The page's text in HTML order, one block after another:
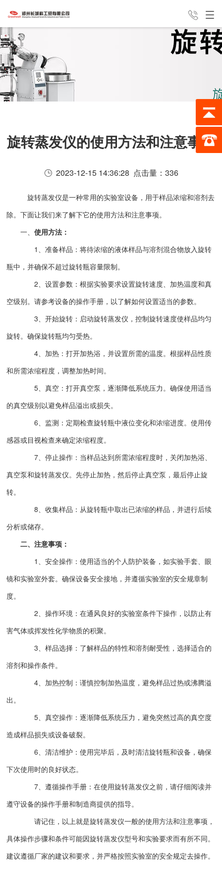
经典案例
服务支持 187-0388-8162
旋转蒸发仪的使用方法和注意事项
2023-12-15 14:36:28 点击量： 336
旋转蒸发仪是一种常用的实验室设备，用于样品浓缩和溶剂去
除。下面让我们来了解下它的使用方法和注意事项。
一、使用方法：
1、准备样品：将待浓缩的液体样品与溶剂混合物放入旋转
瓶中，并确保不超过旋转瓶容量限制。
2、设置参数：根据实验要求设置旋转速度、加热温度和真
空级别。请参考设备的操作手册，以了解如何设置适当的参数。
3、开始旋转：启动旋转蒸发仪，控制旋转速度使样品均匀
旋转。确保旋转瓶均匀受热。
4、加热：打开加热浴，并设置所需的温度。根据样品性质
和所需浓缩程度，调整加热时间。
5、真空：打开真空泵，逐渐降低系统压力。确保使用适当
的真空级别以避免样品溢出或损失。
6、监测：定期检查旋转瓶中液位变化和浓缩进度。使用传
感器或目视检查来确定浓缩程度。
7、停止操作：当样品达到所需浓缩程度时，关闭加热浴、
真空泵和旋转蒸发仪。先停止加热，然后停止真空泵，最后停止旋
转。
8、收集样品：从旋转瓶中取出已浓缩的样品，并进行后续
分析或储存。
二、注意事项：
1、安全操作：使用适当的个人防护装备，如实验手套、眼
镜和实验室外套。确保设备安全接地，并遵循实验室的安全规章制
度。
2、操作环境：在通风良好的实验室条件下操作，以防止有
害气体或挥发性化学物质的积聚。
3、样品选择：了解样品的特性和溶剂耐受性，选择适合的
溶剂和操作条件。
4、加热控制：谨慎控制加热温度，避免样品过热或沸腾溢
出。
5、真空操作：逐渐降低系统压力，避免突然过高的真空度
造成样品损失或设备破裂。
6、清洁维护：使用完毕后，及时清洁旋转瓶和设备，确保
下次使用时的良好状态。
7、遵循操作手册：在使用旋转蒸发仪之前，请仔细阅读并
遵守设备的操作手册和制造商提供的指导。
请记住，以上就是旋转蒸发仪一般的使用方法和注意事项，
具体操作步骤和条件可能因旋转蒸发仪型号和实验要求而有所不同。
建议遵循厂家的建议和要求，并严格按照实验室的安全规定去操作。